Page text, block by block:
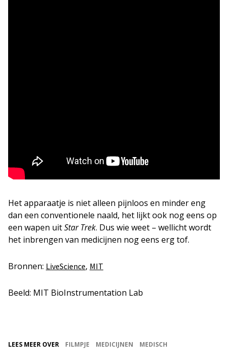
Het apparaatje is niet alleen pijnloos en minder eng
dan een conventionele naald, het lijkt ook nog eens op
een wapen uitStar Trek. Dus wie weet – wellicht wordt
het inbrengen van medicijnen nog eens erg tof.
Bronnen: LiveScience, MIT
Beeld: MIT BioInstrumentation Lab
LEES MEER OVER FILMPJE MEDICIJNEN MEDISCH